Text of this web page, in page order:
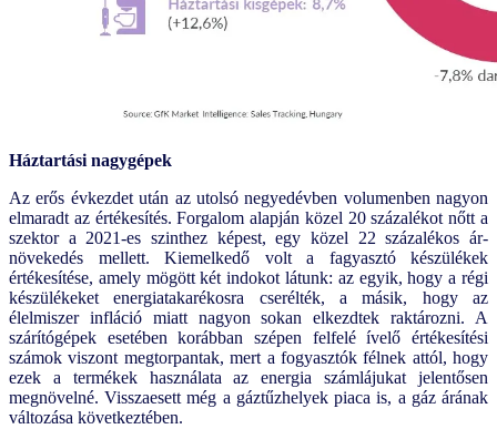
Háztartási nagygépek
Az erős évkezdet után az utolsó negyedévben volumenben nagyon
elmaradt az értékesítés. Forgalom alapján közel 20 százalékot nőtt a
szektor a 2021-es szinthez képest, egy közel 22 százalékos ár-
növekedés mellett. Kiemelkedő volt a fagyasztó készülékek
értékesítése, amely mögött két indokot látunk: az egyik, hogy a régi
készülékeket energiatakarékosra cserélték, a másik, hogy az
élelmiszer infláció miatt nagyon sokan elkezdtek raktározni. A
szárítógépek esetében korábban szépen felfelé ívelő értékesítési
számok viszont megtorpantak, mert a fogyasztók félnek attól, hogy
ezek a termékek használata az energia számlájukat jelentősen
megnövelné. Visszaesett még a gáztűzhelyek piaca is, a gáz árának
változása következtében.